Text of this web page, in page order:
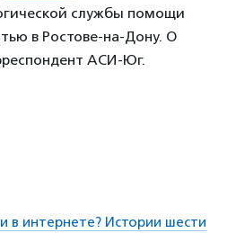
службы помощи
в Ростове-на-Дону. О
АСИ-Юг.
в интернете? Истории шести